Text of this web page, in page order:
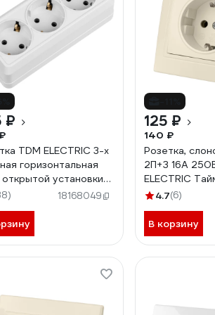
₽
TDM ELECTRIC 3-х
горизонтальная
установки
белая "Ладога"
18168049
125 ₽
140 ₽
Розетка,
2П+З 16А
ELECTRIC
0112
4.7(6)
В корзину